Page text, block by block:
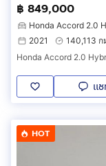
฿ 849,000
Honda Accord 2.0
2021
140,113 ก
Honda Accord 2.0
แ
HOT